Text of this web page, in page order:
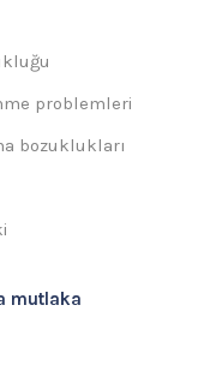
problemleri
bozuklukları
mutlaka